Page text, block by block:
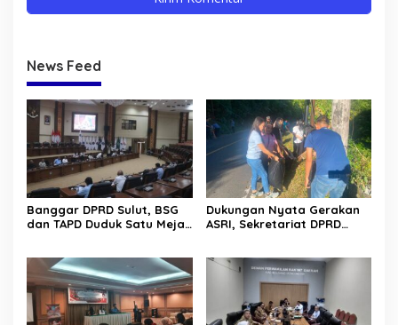
News Feed
Banggar DPRD Sulut, BSG
dan TAPD Duduk Satu Meja.
Dukungan Nyata Gerakan
ASRI, Sekretariat DPRD